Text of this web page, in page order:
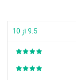
9.5 از 10